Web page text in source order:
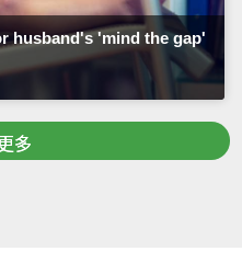
husband's 'mind the gap'
多